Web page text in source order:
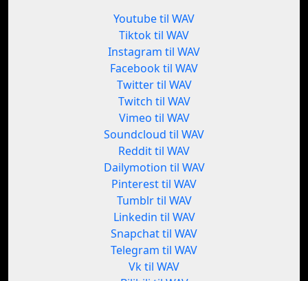
Youtube til WAV
Tiktok til WAV
Instagram til WAV
Facebook til WAV
Twitter til WAV
Twitch til WAV
Vimeo til WAV
Soundcloud til WAV
Reddit til WAV
Dailymotion til WAV
Pinterest til WAV
Tumblr til WAV
Linkedin til WAV
Snapchat til WAV
Telegram til WAV
Vk til WAV